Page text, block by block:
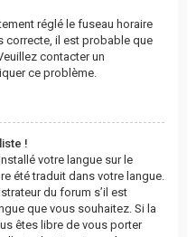
réglé le fuseau horaire
correcte, il est probable que
contacter un
ce problème.
!
votre langue sur le
été traduit dans votre langue.
du forum s’il est
que vous souhaitez. Si la
êtes libre de vous porter